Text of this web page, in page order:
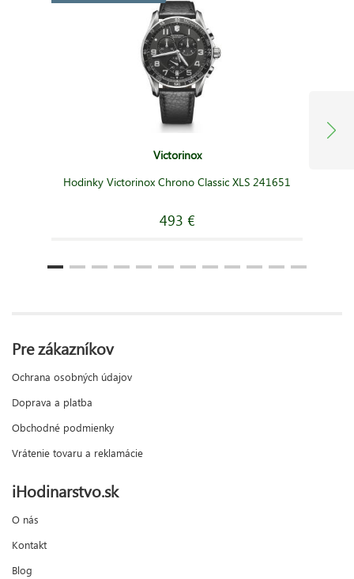
Victorinox
Hodinky Victorinox Chrono Classic XLS 241651
493 €
Pre zákazníkov
Ochrana osobných údajov
Doprava a platba
Obchodné podmienky
Vrátenie tovaru a reklamácie
iHodinarstvo.sk
O nás
Kontakt
Blog